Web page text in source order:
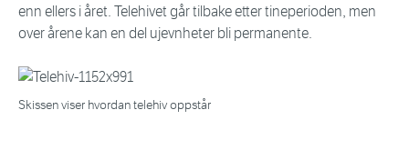
enn ellers i året. Telehivet går tilbake etter tineperioden, men
over årene kan en del ujevnheter bli permanente.
Skissen viser hvordan telehiv oppstår